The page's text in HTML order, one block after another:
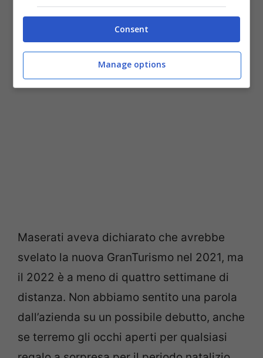
inferiore. La nuova GranTurismo sembra
un’evoluzione del design snello dell’auto
precedente.
Maserati aveva dichiarato che avrebbe
svelato la nuova GranTurismo nel 2021, ma
il 2022 è a meno di quattro settimane di
distanza. Non abbiamo sentito una parola
dall’azienda su un possibile debutto, anche
se terremo gli occhi aperti per qualsiasi
Consent
Manage options